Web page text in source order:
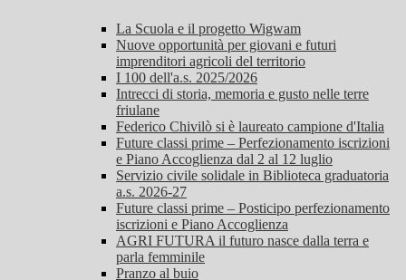
La Scuola e il progetto Wigwam
Nuove opportunità per giovani e futuri
imprenditori agricoli del territorio
I 100 dell'a.s. 2025/2026
Intrecci di storia, memoria e gusto nelle terre
friulane
Federico Chivilò si è laureato campione d'Italia
Future classi prime – Perfezionamento iscrizioni
e Piano Accoglienza dal 2 al 12 luglio
Servizio civile solidale in Biblioteca graduatoria
a.s. 2026-27
Future classi prime – Posticipo perfezionamento
iscrizioni e Piano Accoglienza
AGRI FUTURA il futuro nasce dalla terra e
parla femminile
Pranzo al buio